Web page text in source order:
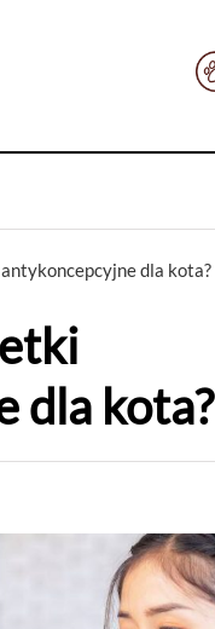
dla kota?
dla kota?